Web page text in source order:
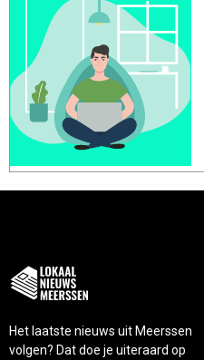
Het laatste nieuws uit Meerssen
volgen? Dat doe je uiteraard op